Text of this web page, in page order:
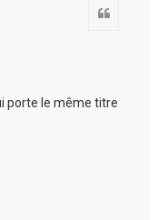
porte le même titre